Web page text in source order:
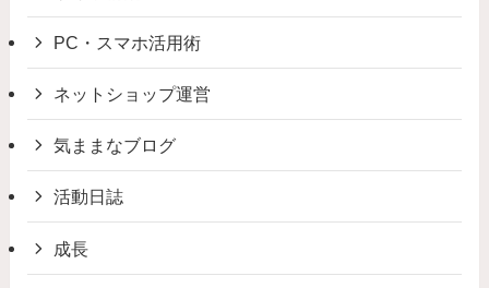
PC・スマホ活用術
ネットショップ運営
気ままなブログ
活動日誌
成長